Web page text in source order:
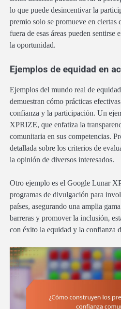
lo que puede desincentivar la
premio solo se promueve en
fuera de esas áreas pueden sentirse
la oportunidad.
Ejemplos de equidad en
Ejemplos del mundo real de
demuestran cómo prácticas
confianza y la participación. Un
XPRIZE, que enfatiza la
comunitaria en sus competencias.
detallada sobre los criterios de
la opinión de diversos interesados.
Otro ejemplo es el Google Lunar
programas de divulgación para
países, asegurando una amplia
barreras y promover la inclusión,
con éxito la equidad y la confianza